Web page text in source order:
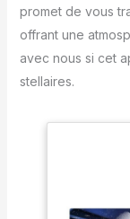
promet de vous
offrant une
avec nous si cet
stellaires.